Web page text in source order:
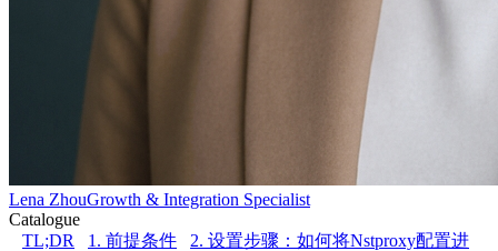
Lena ZhouGrowth & Integration Specialist
Catalogue
TL;DR
1. 前提条件
2. 设置步骤：如何将Nstproxy配置进